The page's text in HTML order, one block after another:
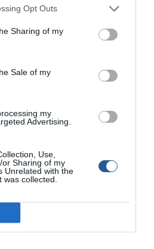
Opt Outs
Sharing of my
Sale of my
my
Advertising.
Use,
Sharing of my
Unrelated with the
collected.
μύθοι και αλήθειες
τσιπούρα, ένα από τα πιο ποθητά
...
– Για τρελούς και
γνώσης και εμπειρίας είναι αυτό